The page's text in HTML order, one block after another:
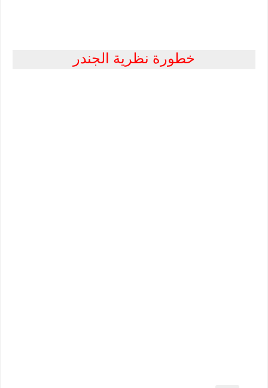
خطورة نظرية الجندر